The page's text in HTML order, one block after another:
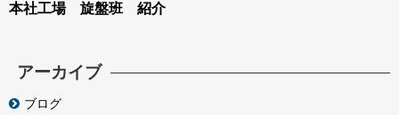
本社工場 旋盤班 紹介
アーカイブ
ブログ